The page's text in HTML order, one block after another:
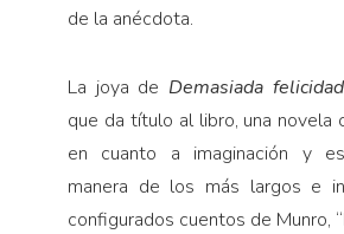
de la anécdota.
La joya de Demasiada felicidad
que da título al libro, una novela
en cuanto a imaginación y
manera de los más largos e
configurados cuentos de Munro,